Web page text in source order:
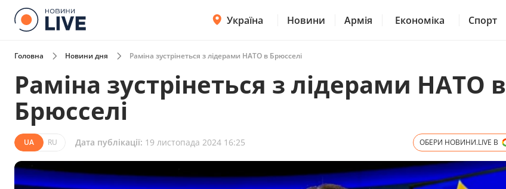
Україна Новини Армія Економіка Спорт
Головна Новини дня Раміна зустрінеться з лідерами НАТО в Брюсселі
Раміна зустрінеться з лідерами НАТО в
Брюсселі
UA RU Дата публікації: 19 листопада 2024 16:25 ОБЕРИ НОВИНИ.LIVE В